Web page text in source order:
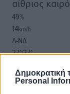
Δημοκρατική
Personal
αίθριος
49%
14km/h
Δ-ΝΔ
27°/27°
20:07